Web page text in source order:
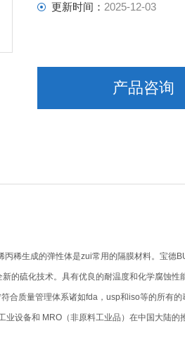
更新时间： 2025-12-03
产品咨询
稀生成的弹性体是zui常用的隔膜材料。宝德
的硫化技术。具有优良的耐温度和化学腐蚀
合质量管理体系诸如fda，usp和iso等的所有
业设备和 MRO（非原料工业品）在中国大陆